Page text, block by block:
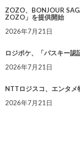
ZOZO、BONJOUR
ZOZO」を提供開始
2026年7月21日
ロジポケ、「パスキー認
2026年7月21日
NTTロジスコ、エンタ
2026年7月21日